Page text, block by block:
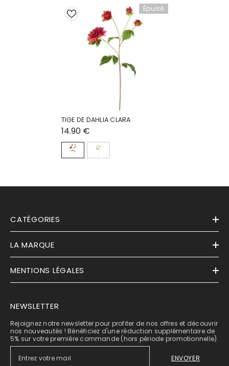
Épuisé
TIGE DE DAHLIA CLARA
14.90 €
CATÉGORIES
LA MARQUE
MENTIONS LÉGALES
NEWSLETTER
Rejoignez notre newsletter pour profiter de nos offres et découvrir
nos nouveautés ! Bénéficiez d'une réduction supplémentaire de
5% sur votre première commande (hors période promotionnelle).
ENVOYER